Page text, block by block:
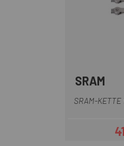
SRAM
SRAM-KETTE